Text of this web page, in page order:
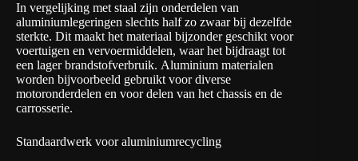
In vergelijking met staal zijn onderdelen van
aluminiumlegeringen slechts half zo zwaar bij dezelfde
sterkte. Dit maakt het materiaal bijzonder geschikt voor
voertuigen en vervoermiddelen, waar het bijdraagt tot
een lager brandstofverbruik. Aluminium materialen
worden bijvoorbeeld gebruikt voor diverse
motoronderdelen en voor delen van het chassis en de
carrosserie.
Standaardwerk voor aluminiumrecycling